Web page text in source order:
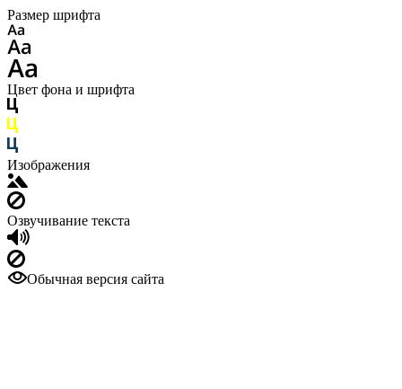
Размер шрифта
Цвет фона и шрифта
Изображения
Озвучивание текста
Обычная версия сайта